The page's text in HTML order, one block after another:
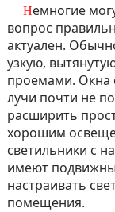
Немногие могут похвастаться большой прихожей,
вопрос
актуален.
узкую,
проемами. Окна
лучи почти не
расширить
хорошим
светильники с
имеют
настраивать
помещения.